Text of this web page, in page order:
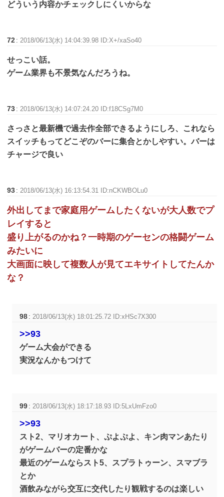
どういう内容かチェックしにくいからな
72 : 2018/06/13(水) 14:04:39.98 ID:X+/xaSo40
せっこい話。
ゲーム業界も不景気なんだろうね。
73 :2018/06/13(水) 14:07:24.20 ID:f18CSg7M0
さっさと最新機で過去作全部できるようにしろ、これなら
スイッチもってどこぞのバーに集合とかしやすい。バーは
チャージで良い
93 :2018/06/13(水) 16:13:54.31 ID:nCKWBOLu0
外出してまで家庭用ゲームしたくないが大人数でプ
レイすると
盛り上がるのかね？一時期のゲーセンの格闘ゲーム
みたいに
大画面に映して複数人が見てエキサイトしてたんか
な？
98 :2018/06/13(水) 18:01:25.72 ID:xHSc7X300
>>93
ゲーム大会ができる
実況なんかもつけて
99 :2018/06/13(水) 18:17:18.93 ID:5LxUmFzo0
>>93
スト2、マリオカート、ぷよぷよ、キン肉マンあたり
がゲームバーの定番かな
最近のゲームならスト5、スプラトゥーン、スマブラ
とか
酒飲みながら交互に交代したり観戦するのは楽しい